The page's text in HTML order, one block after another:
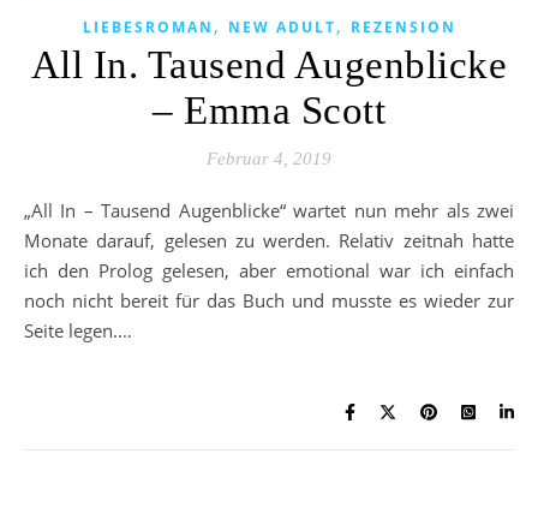
LIEBESROMAN , NEW ADULT, REZENSION
All In. Tausend Augenblicke
– Emma Scott
Februar 4, 2019
„All In – Tausend Augenblicke“ wartet nun mehr als zwei
Monate darauf, gelesen zu werden. Relativ zeitnah hatte
ich den Prolog gelesen, aber emotional war ich einfach
noch nicht bereit für das Buch und musste es wieder zur
Seite legen.…